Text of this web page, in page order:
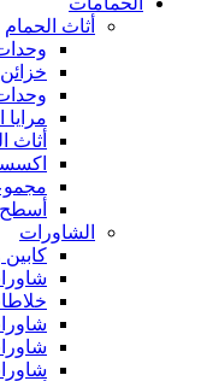
أثاث الحمام
مرايا
أثاث
الشاورات